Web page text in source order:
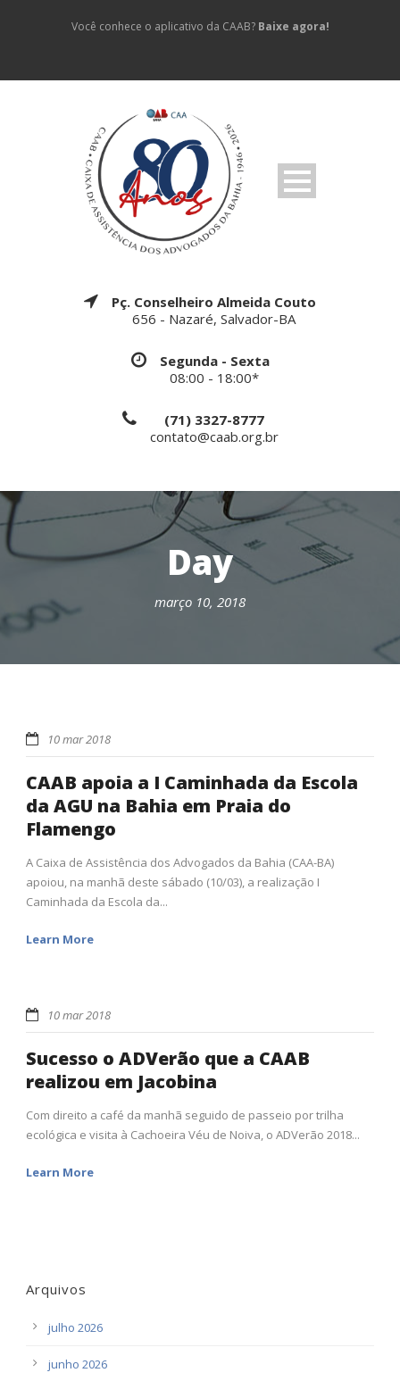
Você conhece o aplicativo da CAAB? Baixe agora!
Pç. Conselheiro Almeida Couto
656 - Nazaré, Salvador-BA
Segunda - Sexta
08:00 - 18:00*
(71) 3327-8777
contato@caab.org.br
Day
março 10, 2018
10 mar 2018
CAAB apoia a I Caminhada da Escola
da AGU na Bahia em Praia do
Flamengo
A Caixa de Assistência dos Advogados da Bahia (CAA-BA)
apoiou, na manhã deste sábado (10/03), a realização I
Caminhada da Escola da...
Learn More
10 mar 2018
Sucesso o ADVerão que a CAAB
realizou em Jacobina
Com direito a café da manhã seguido de passeio por trilha
ecológica e visita à Cachoeira Véu de Noiva, o ADVerão 2018...
Learn More
Arquivos
julho 2026
junho 2026